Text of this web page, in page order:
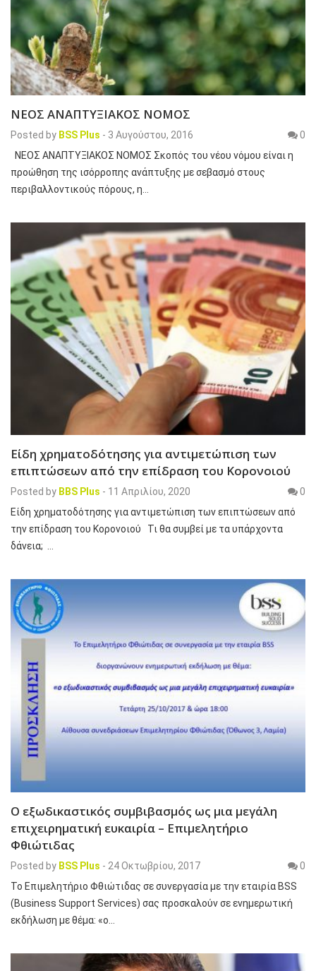
ΝΕΟΣ ΑΝΑΠΤΥΞΙΑΚΟΣ ΝΟΜΟΣ
Posted by BSS Plus - 3 Αυγούστου, 2016
0
ΝΕΟΣ ΑΝΑΠΤΥΞΙΑΚΟΣ ΝΟΜΟΣ Σκοπός του νέου νόμου είναι η
προώθηση της ισόρροπης ανάπτυξης με σεβασμό στους
περιβαλλοντικούς πόρους, η…
Είδη χρηματοδότησης για αντιμετώπιση των
επιπτώσεων από την επίδραση του Κορονοιού
Posted by BBS Plus - 11 Απριλίου, 2020
0
Είδη χρηματοδότησης για αντιμετώπιση των επιπτώσεων από
την επίδραση του Κορονοιού Τι θα συμβεί με τα υπάρχοντα
δάνεια; …
O εξωδικαστικός συμβιβασμός ως μια μεγάλη
επιχειρηματική ευκαιρία – Επιμελητήριο
Φθιώτιδας
Posted by BSS Plus - 24 Οκτωβρίου, 2017
0
Το Επιμελητήριο Φθιώτιδας σε συνεργασία με την εταιρία BSS
(Business Support Services) σας προσκαλούν σε ενημερωτική
εκδήλωση με θέμα: «ο…